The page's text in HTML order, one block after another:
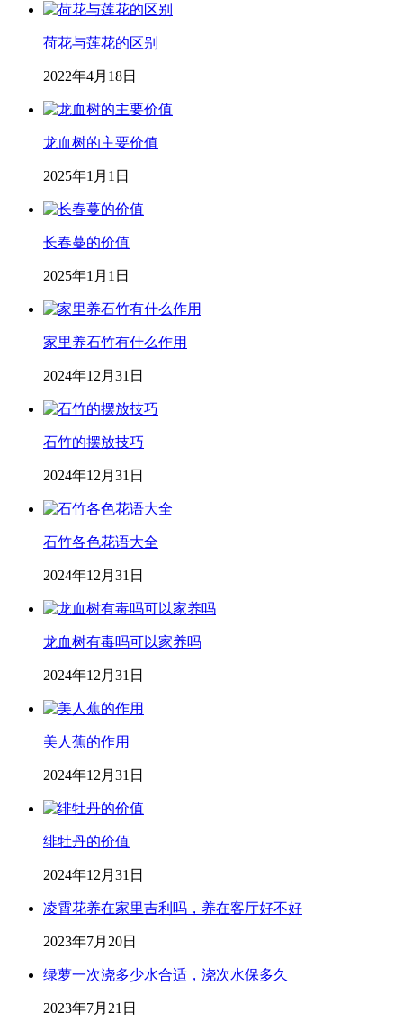
荷花与莲花的区别
2022年4月18日
龙血树的主要价值
2025年1月1日
长春蔓的价值
2025年1月1日
家里养石竹有什么作用
2024年12月31日
石竹的摆放技巧
2024年12月31日
石竹各色花语大全
2024年12月31日
龙血树有毒吗可以家养吗
2024年12月31日
美人蕉的作用
2024年12月31日
绯牡丹的价值
2024年12月31日
凌霄花养在家里吉利吗，养在客厅好不好
2023年7月20日
绿萝一次浇多少水合适，浇次水保多久
2023年7月21日